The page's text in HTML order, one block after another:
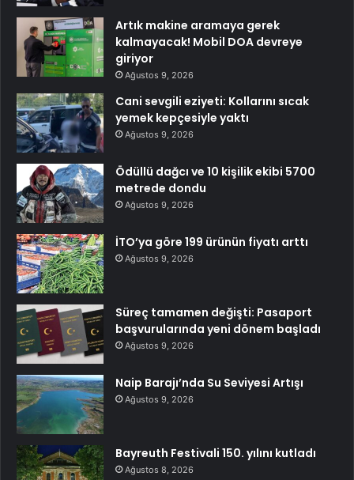
Artık makine aramaya gerek
kalmayacak! Mobil DOA devreye
giriyor
Ağustos 9, 2026
Cani sevgili eziyeti: Kollarını sıcak
yemek kepçesiyle yaktı
Ağustos 9, 2026
Ödüllü dağcı ve 10 kişilik ekibi 5700
metrede dondu
Ağustos 9, 2026
İTO’ya göre 199 ürünün fiyatı arttı
Ağustos 9, 2026
Süreç tamamen değişti: Pasaport
başvurularında yeni dönem başladı
Ağustos 9, 2026
Naip Barajı’nda Su Seviyesi Artışı
Ağustos 9, 2026
Bayreuth Festivali 150. yılını kutladı
Ağustos 8, 2026